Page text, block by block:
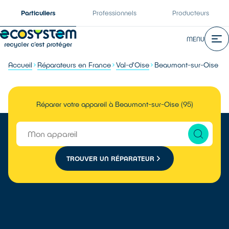
Particuliers Professionnels Producteurs
MENU
Accueil Réparateurs en France Val-d'Oise Beaumont-sur-Oise
Réparer votre appareil à Beaumont-sur-Oise (95)
TROUVER UN RÉPARATEUR